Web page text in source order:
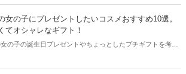
い時期の女の子へのプレゼントにぴったりなアイテムをご紹
。
女の子にプレゼントしたいコスメおすすめ10選。
てオシャレなギフト！
の子の誕生日プレゼントやちょっとしたプチギフトを考え